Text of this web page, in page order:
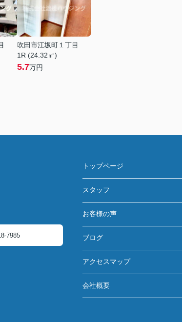
吹田市江坂町１丁目
1R (24.32㎡)
5.7万円
7985
トップページ
スタッフ
お客様の声
ブログ
アクセスマップ
会社概要